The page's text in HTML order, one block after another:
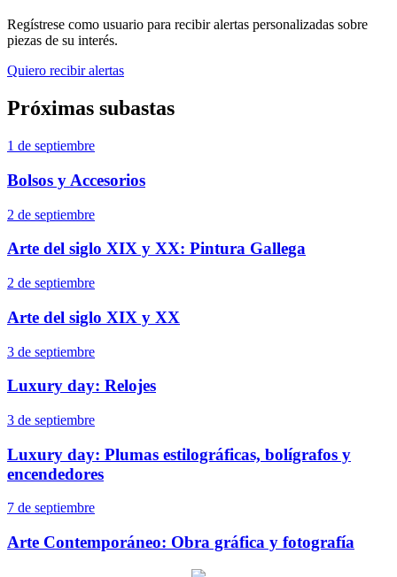
Regístrese como usuario para recibir alertas personalizadas sobre
piezas de su interés.
Quiero recibir alertas
Próximas subastas
1 de septiembre
Bolsos y Accesorios
2 de septiembre
Arte del siglo XIX y XX: Pintura Gallega
2 de septiembre
Arte del siglo XIX y XX
3 de septiembre
Luxury day: Relojes
3 de septiembre
Luxury day: Plumas estilográficas, bolígrafos y
encendedores
7 de septiembre
Arte Contemporáneo: Obra gráfica y fotografía